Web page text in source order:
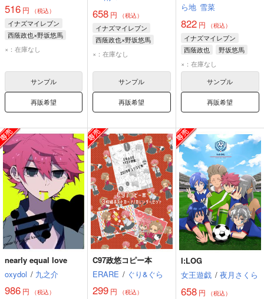
516 円 （税込）
イナズマイレブン
西蔭政也×野坂悠馬
野坂悠馬
×：在庫なし
サンプル
再販希望
658 円 （税込）
イナズマイレブン
西蔭政也×野坂悠馬
西蔭政也
×：在庫なし
サンプル
再販希望
ら地 雪菜
822円 （税込）
イナズマイレブン
西蔭政也
野坂悠馬
×：在庫なし
サンプル
再販希望
nearly equal love
oxydol / 九之介
986 円 （税込）
C97政悠コピー本
ERARE / ぐり&ぐら
299 円 （税込）
I:LOG
女王遊戯 / 夜月さくら
658円 （税込）